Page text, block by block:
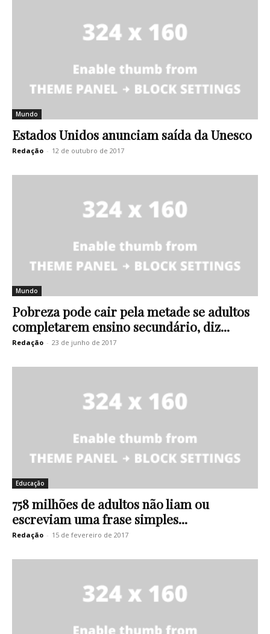
Mundo
Estados Unidos anunciam saída da Unesco
Redação - 12 de outubro de 2017
Mundo
Pobreza pode cair pela metade se adultos
completarem ensino secundário, diz...
Redação - 23 de junho de 2017
Educação
758 milhões de adultos não liam ou
escreviam uma frase simples...
Redação - 15 de fevereiro de 2017